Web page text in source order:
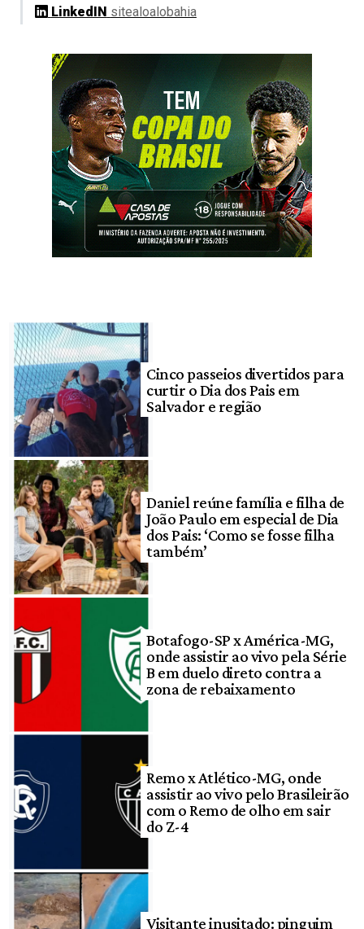
LinkedIN sitealoalobahia
Cinco passeios divertidos para
curtir o Dia dos Pais em
Salvador e região
Daniel reúne família e filha de
João Paulo em especial de Dia
dos Pais: ‘Como se fosse filha
também’
Botafogo-SP x América-MG,
onde assistir ao vivo pela Série
B em duelo direto contra a
zona de rebaixamento
Remo x Atlético-MG, onde
assistir ao vivo pelo Brasileirão
com o Remo de olho em sair
do Z-4
Visitante inusitado: pinguim